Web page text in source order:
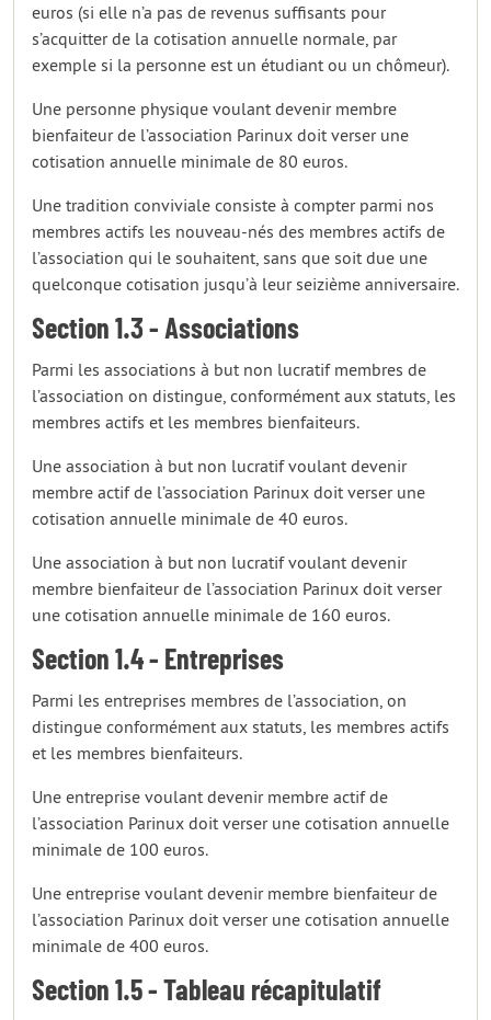
euros (si elle n’a pas de revenus suffisants pour
s’acquitter de la cotisation annuelle normale, par
exemple si la personne est un étudiant ou un chômeur).
Une personne physique voulant devenir membre
bienfaiteur de l’association Parinux doit verser une
cotisation annuelle minimale de 80 euros.
Une tradition conviviale consiste à compter parmi nos
membres actifs les nouveau-nés des membres actifs de
l’association qui le souhaitent, sans que soit due une
quelconque cotisation jusqu’à leur seizième anniversaire.
Section 1.3 - Associations
Parmi les associations à but non lucratif membres de
l’association on distingue, conformément aux statuts, les
membres actifs et les membres bienfaiteurs.
Une association à but non lucratif voulant devenir
membre actif de l’association Parinux doit verser une
cotisation annuelle minimale de 40 euros.
Une association à but non lucratif voulant devenir
membre bienfaiteur de l’association Parinux doit verser
une cotisation annuelle minimale de 160 euros.
Section 1.4 - Entreprises
Parmi les entreprises membres de l’association, on
distingue conformément aux statuts, les membres actifs
et les membres bienfaiteurs.
Une entreprise voulant devenir membre actif de
l’association Parinux doit verser une cotisation annuelle
minimale de 100 euros.
Une entreprise voulant devenir membre bienfaiteur de
l’association Parinux doit verser une cotisation annuelle
minimale de 400 euros.
Section 1.5 - Tableau récapitulatif